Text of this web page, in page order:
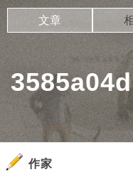
文章
作家